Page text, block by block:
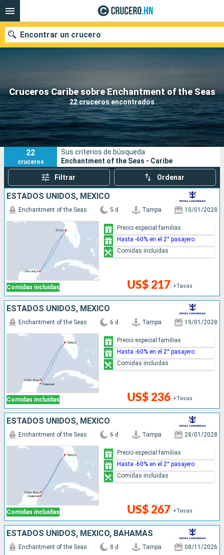
Cruceros Caribe sobre Enchantment of the Seas
22 cruceros encontrados
Encontrar un crucero
Nuestros destinos
Fecha de salida
Puertos Compañías
Buscar
22
cruceros
Sus criterios de búsqueda:
Enchantment of the Seas - Caribe
Filtrar Ordenar
ESTADOS UNIDOS, MÉXICO
Comidas incluidas
Enchantment of the Seas 5 d Tampa 10/01/2028
US$ 217 +Tasas
Precio especial familias
Hasta -60% en el 2° pasajero
Comidas incluidas
ESTADOS UNIDOS, MÉXICO
Comidas incluidas
Enchantment of the Seas 6 d Tampa 19/01/2028
US$ 236 +Tasas
Precio especial familias
Hasta -60% en el 2° pasajero
Comidas incluidas
ESTADOS UNIDOS, MÉXICO
Comidas incluidas
Enchantment of the Seas 6 d Tampa 28/01/2028
US$ 267 +Tasas
Precio especial familias
Hasta -60% en el 2° pasajero
Comidas incluidas
ESTADOS UNIDOS, MÉXICO, BAHAMAS
Enchantment of the Seas 8 d Tampa 08/11/2026